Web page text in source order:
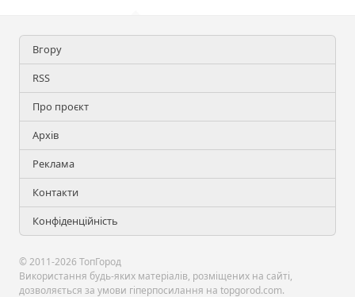
Вгору
RSS
Про проєкт
Архів
Реклама
Контакти
Конфіденційність
© 2011-2026 ТопГород
Використання будь-яких матеріалів, розміщених на сайті,
дозволяється за умови гіперпосилання на topgorod.com.